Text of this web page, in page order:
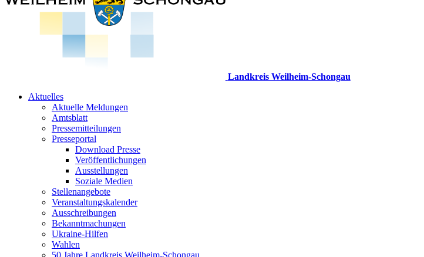
Landkreis Weilheim-Schongau
Aktuelles
Aktuelle Meldungen
Amtsblatt
Pressemitteilungen
Presseportal
Download Presse
Veröffentlichungen
Ausstellungen
Soziale Medien
Stellenangebote
Veranstaltungskalender
Ausschreibungen
Bekanntmachungen
Ukraine-Hilfen
Wahlen